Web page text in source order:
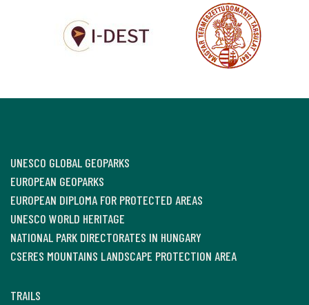
UNESCO GLOBAL GEOPARKS
EUROPEAN GEOPARKS
EUROPEAN DIPLOMA FOR PROTECTED AREAS
UNESCO WORLD HERITAGE
NATIONAL PARK DIRECTORATES IN HUNGARY
CSERES MOUNTAINS LANDSCAPE PROTECTION AREA
TRAILS